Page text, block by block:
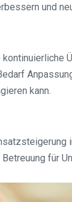
und
kann.
für